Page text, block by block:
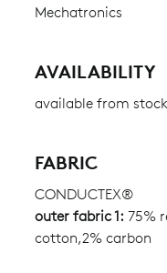
Mechatronics
AVAILABILITY
available from stock
FABRIC
CONDUCTEX®
outer fabric 1: 75%
cotton,2% carbon